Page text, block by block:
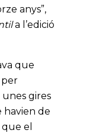
anys”,
a l’edició
que
per
unes gires
havien de
el